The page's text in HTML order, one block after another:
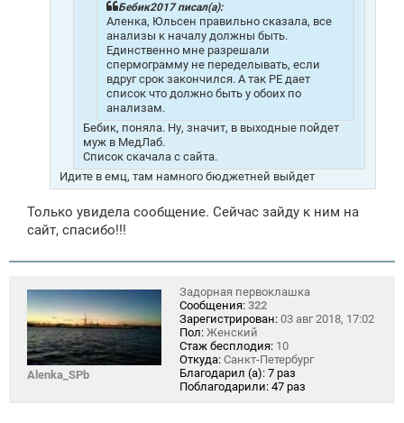
Бебик2017 писал(а):
Аленка, Юльсен правильно сказала, все
анализы к началу должны быть.
Единственно мне разрешали
спермограмму не переделывать, если
вдруг срок закончился. А так РЕ дает
список что должно быть у обоих по
анализам.
Бебик, поняла. Ну, значит, в выходные пойдет
муж в МедЛаб.
Список скачала с сайта.
Идите в емц, там намного бюджетней выйдет
Только увидела сообщение. Сейчас зайду к ним на
сайт, спасибо!!!
Alenka_SPb
Задорная первоклашка
Сообщения: 322
Зарегистрирован: 03 авг 2018, 17:02
Пол: Женский
Стаж бесплодия: 10
Откуда: Санкт-Петербург
Благодарил (а): 7 раз
Поблагодарили: 47 раз